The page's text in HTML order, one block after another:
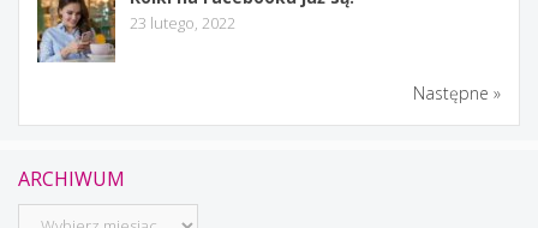
23 lutego, 2022
Następne »
ARCHIWUM
Archiwum